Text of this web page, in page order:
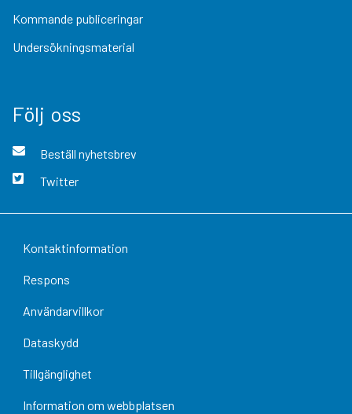
Kommande publiceringar
Undersökningsmaterial
Följ oss
Beställ nyhetsbrev
Twitter
Kontaktinformation
Respons
Användarvillkor
Dataskydd
Tillgänglighet
Information om webbplatsen